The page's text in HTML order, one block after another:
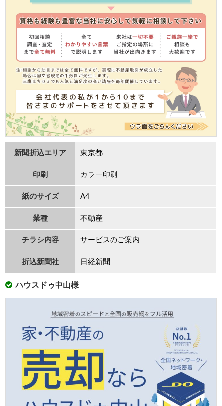
新聞折込エリア 東京都
印刷 カラー印刷
紙のサイズ A4
業種 不動産
チラシ内容 サービスのご案内
折込新聞社 ⽇経新聞
ハウスドゥ中⼭様